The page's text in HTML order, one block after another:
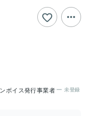
ボイス発行事業者 未登録